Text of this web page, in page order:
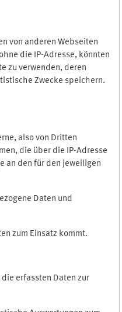
von anderen Webseiten
die IP-Adresse, könnten
zu verwenden, deren
Zwecke speichern.
also von Dritten
die über die IP-Adresse
an den für den jeweiligen
Daten und
zum Einsatz kommt.
erfassten Daten zur